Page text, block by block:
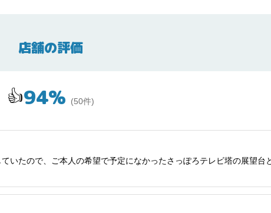
店舗の評価
👍94% (50件)
いたので、ご本人の希望で予定になかったさっぽろテレビ塔の展望台